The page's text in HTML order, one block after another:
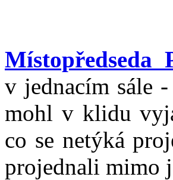
Místopředseda
v jednacím sále
mohl v klidu
co se netýká
projednali mimo